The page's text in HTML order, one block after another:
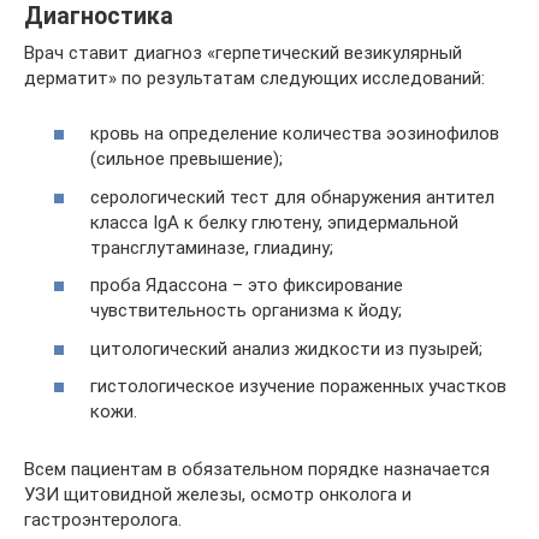
Диагностика
Врач ставит диагноз «герпетический везикулярный
дерматит» по результатам следующих исследований:
кровь на определение количества эозинофилов
(сильное превышение);
серологический тест для обнаружения антител
класса IgA к белку глютену, эпидермальной
трансглутаминазе, глиадину;
проба Ядассона – это фиксирование
чувствительность организма к йоду;
цитологический анализ жидкости из пузырей;
гистологическое изучение пораженных участков
кожи.
Всем пациентам в обязательном порядке назначается
УЗИ щитовидной железы, осмотр онколога и
гастроэнтеролога.